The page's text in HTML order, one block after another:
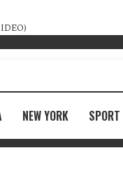
NEW YORK SPORT